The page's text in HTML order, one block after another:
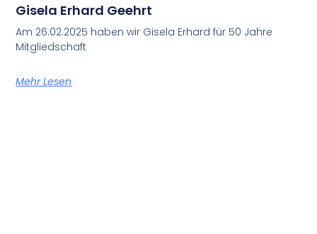
Gisela Erhard Geehrt
Am 26.02.2025 haben wir Gisela Erhard für 50 Jahre
Mitgliedschaft
Mehr Lesen